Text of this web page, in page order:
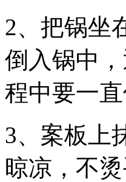
2、把锅坐
倒入锅中
程中要一直
3、案板上
晾凉，不